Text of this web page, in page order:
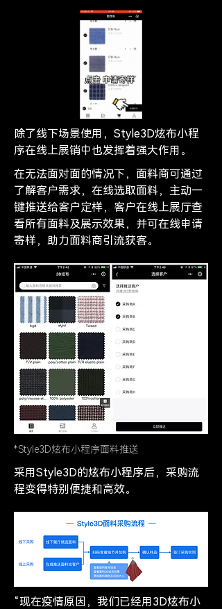
除了线下场景使用，Style3D炫布小程
序在线上展销中也发挥着强大作用。
在无法面对面的情况下，面料商可通过
了解客户需求，在线选取面料，主动一
键推送给客户定样，客户在线上展厅查
看所有面料及展示效果，并可在线申请
寄样，助力面料商引流获客。
*Style3D炫布小程序面料推送
采用Style3D的炫布小程序后，采购流
程变得特别便捷和高效。
“现在疫情原因，我们已经用3D炫布小